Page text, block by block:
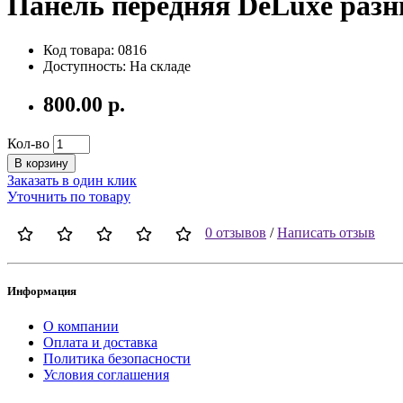
Код товара: 0816
Доступность: На складе
800.00 р.
Кол-во
В корзину
Заказать в один клик
Уточнить по товару
0 отзывов /Написать отзыв
Информация
О компании
Оплата и доставка
Политика безопасности
Условия соглашения